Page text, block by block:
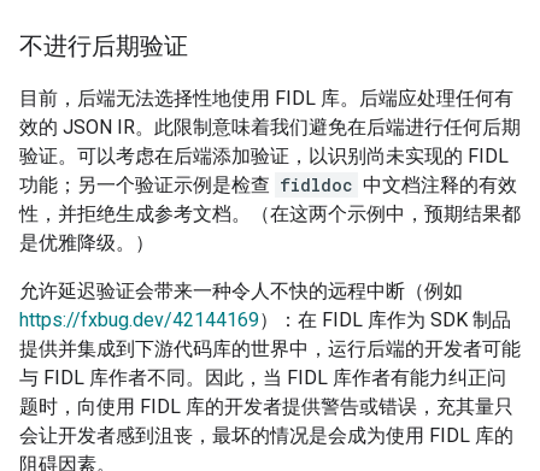
不进行后期验证
目前，后端无法选择性地使用 FIDL 库。后端应处理任何有
效的 JSON IR。此限制意味着我们避免在后端进行任何后期
验证。可以考虑在后端添加验证，以识别尚未实现的 FIDL
功能；另一个验证示例是检查 fidldoc 中文档注释的有效
性，并拒绝生成参考文档。（在这两个示例中，预期结果都
是优雅降级。）
允许延迟验证会带来一种令人不快的远程中断（例如
https://fxbug.dev/42144169）：在 FIDL 库作为 SDK 制品
提供并集成到下游代码库的世界中，运行后端的开发者可能
与 FIDL 库作者不同。因此，当 FIDL 库作者有能力纠正问
题时，向使用 FIDL 库的开发者提供警告或错误，充其量只
会让开发者感到沮丧，最坏的情况是会成为使用 FIDL 库的
阻碍因素。